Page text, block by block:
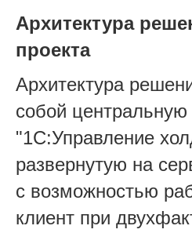
Архитектура
проекта
Архитектура
собой
"1С:Управление
развернутую на
c возможностью
клиент при